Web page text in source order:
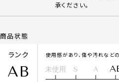
承ください。
商品状態
ランク
AB
使用感があり、傷や汚れなど
未使用 S A